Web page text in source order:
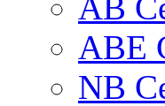
ABE
NB